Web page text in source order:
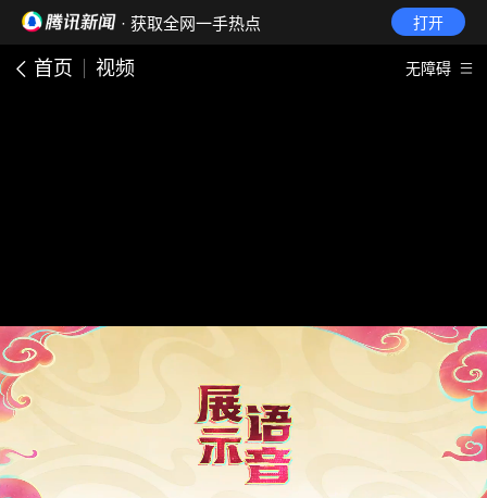
· 获取全网一手热点 打开
首页 视频 无障碍